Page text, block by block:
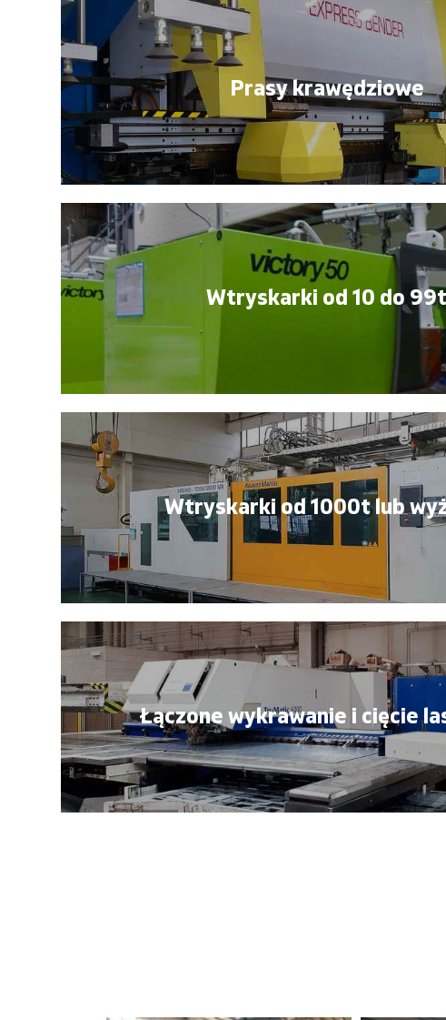
Prasy krawędziowe
Wtryskarki od 10 do 99t
Wtryskarki od 1000t lub
Łączone wykrawanie i cięcie